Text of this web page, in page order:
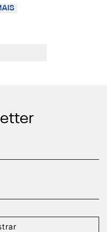
energia vibrante do verão.